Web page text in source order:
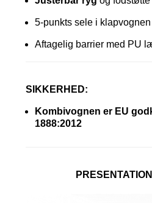
5-punkts sele i klapvognen
Aftagelig barrier med PU
SIKKERHED:
Kombivognen er EU
1888:2012